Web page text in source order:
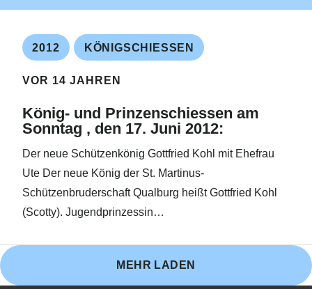
2012 KÖNIGSCHIESSEN
VOR 14 JAHREN
König- und Prinzenschiessen am
Sonntag , den 17. Juni 2012:
Der neue Schützenkönig Gottfried Kohl mit Ehefrau
Ute Der neue König der St. Martinus-
Schützenbruderschaft Qualburg heißt Gottfried Kohl
(Scotty). Jugendprinzessin…
MEHR LADEN